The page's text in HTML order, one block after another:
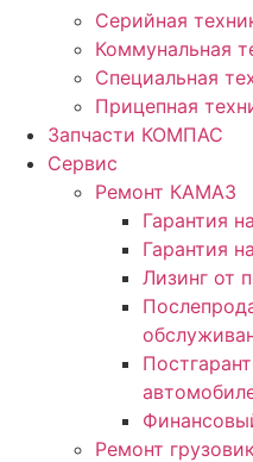
Серийная
Коммунальная
Специальная
Прицепная
Запчасти КОМПАС
Сервис
Ремонт КАМАЗ
Гарантия
Гарантия
Лизинг от
Ремонт